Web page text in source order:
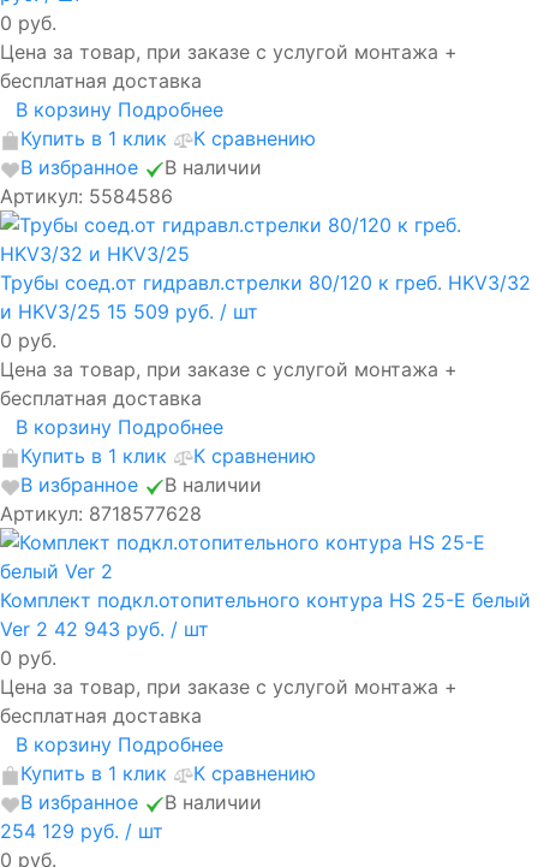
0 руб.
Цена за товар, при заказе с услугой монтажа +
бесплатная доставка
В корзину Подробнее
Купить в 1 клик
К сравнению
В избранное
В наличии
Артикул: 5584586
Трубы соед.от гидравл.стрелки 80/120 к греб. HKV3/32
и HKV3/25 15 509 руб. / шт
0 руб.
Цена за товар, при заказе с услугой монтажа +
бесплатная доставка
В корзину Подробнее
Купить в 1 клик
К сравнению
В избранное
В наличии
Артикул: 8718577628
Комплект подкл.отопительного контура HS 25-E белый
Ver 2 42 943 руб. / шт
0 руб.
Цена за товар, при заказе с услугой монтажа +
бесплатная доставка
В корзину Подробнее
Купить в 1 клик
К сравнению
В избранное
В наличии
254 129 руб. / шт
0 руб.